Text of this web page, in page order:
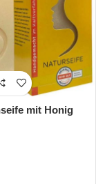
mit Honig